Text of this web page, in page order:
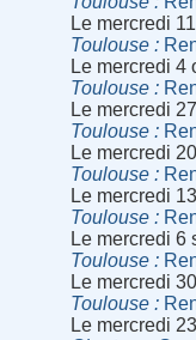
Le mercredi
Toulouse
Le mercredi 4
Toulouse
Le mercredi
Toulouse
Le mercredi
Toulouse
Le mercredi
Toulouse
Le mercredi 6
Toulouse
Le mercredi
Toulouse
Le mercredi